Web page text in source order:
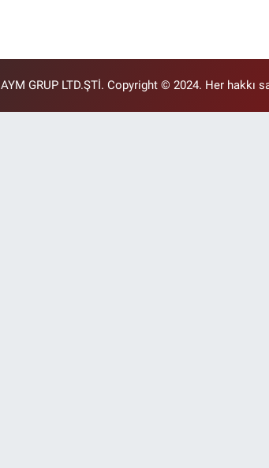
AYM GRUP LTD.ŞTİ. Copyright © 2024. Her hakkı